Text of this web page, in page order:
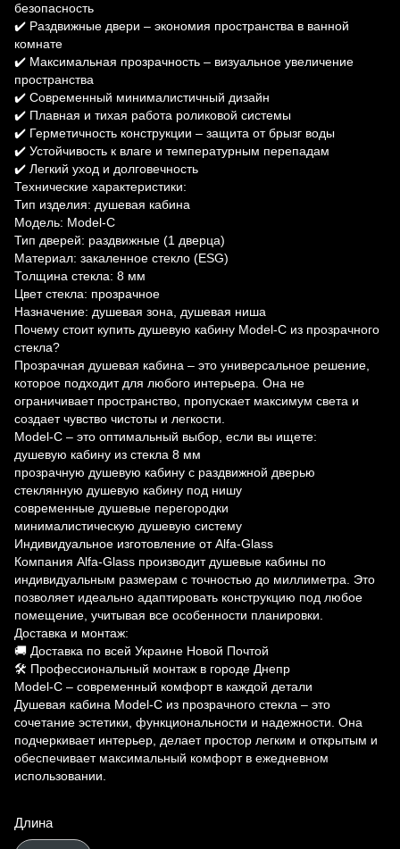
безопасность
✔️ Раздвижные двери – экономия пространства в ванной
комнате
✔️ Максимальная прозрачность – визуальное увеличение
пространства
✔️ Современный минималистичный дизайн
✔️ Плавная и тихая работа роликовой системы
✔️ Герметичность конструкции – защита от брызг воды
✔️ Устойчивость к влаге и температурным перепадам
✔️ Легкий уход и долговечность
Технические характеристики:
Тип изделия: душевая кабина
Модель: Model-C
Тип дверей: раздвижные (1 дверца)
Материал: закаленное стекло (ESG)
Толщина стекла: 8 мм
Цвет стекла: прозрачное
Назначение: душевая зона, душевая ниша
Почему стоит купить душевую кабину Model-C из прозрачного
стекла?
Прозрачная душевая кабина – это универсальное решение,
которое подходит для любого интерьера. Она не
ограничивает пространство, пропускает максимум света и
создает чувство чистоты и легкости.
Model-C – это оптимальный выбор, если вы ищете:
душевую кабину из стекла 8 мм
прозрачную душевую кабину с раздвижной дверью
стеклянную душевую кабину под нишу
современные душевые перегородки
минималистическую душевую систему
Индивидуальное изготовление от Alfa-Glass
Компания Alfa-Glass производит душевые кабины по
индивидуальным размерам с точностью до миллиметра. Это
позволяет идеально адаптировать конструкцию под любое
помещение, учитывая все особенности планировки.
Доставка и монтаж:
🚚 Доставка по всей Украине Новой Почтой
🛠 Профессиональный монтаж в городе Днепр
Model-C – современный комфорт в каждой детали
Душевая кабина Model-C из прозрачного стекла – это
сочетание эстетики, функциональности и надежности. Она
подчеркивает интерьер, делает простор легким и открытым и
обеспечивает максимальный комфорт в ежедневном
использовании.
Длина